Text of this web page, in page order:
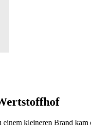
einem kleineren Brand kam